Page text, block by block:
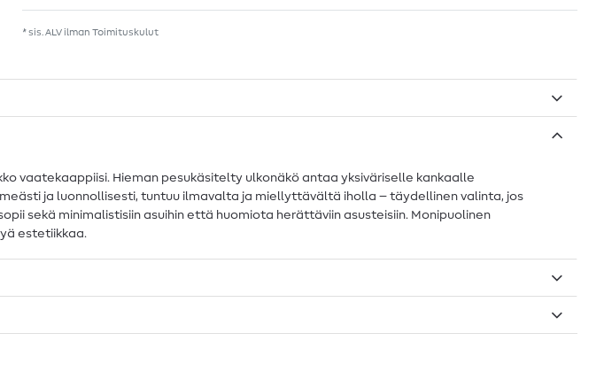
* sis. ALV ilman Toimituskulut
vaatekaappiisi. Hieman pesukäsitelty ulkonäkö antaa yksiväriselle kankaalle
ja luonnollisesti, tuntuu ilmavalta ja miellyttävältä iholla – täydellinen valinta, jos
sekä minimalistisiin asuihin että huomiota herättäviin asusteisiin. Monipuolinen
estetiikkaa.